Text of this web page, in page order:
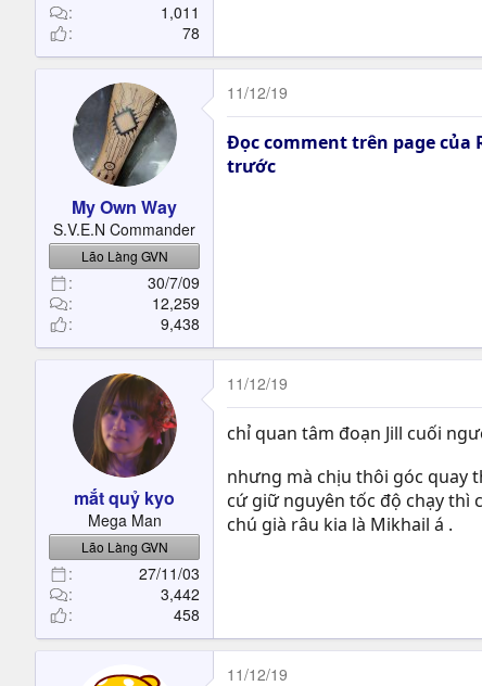
1,011
78
My Own Way
S.V.E.N Commander
Lão Làng GVN
30/7/09
12,259
9,438
11/12/19
Đọc comment trên page của
trước
mắt quỷ kyo
Mega Man
Lão Làng GVN
27/11/03
3,442
458
11/12/19
chỉ quan tâm đoạn Jill cuối
nhưng mà chịu thôi góc quay
cứ giữ nguyên tốc độ chạy thì
chú già râu kia là Mikhail á .
11/12/19